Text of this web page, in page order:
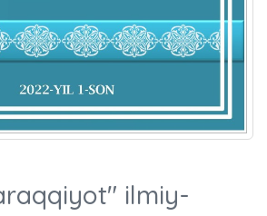
ilmiy-